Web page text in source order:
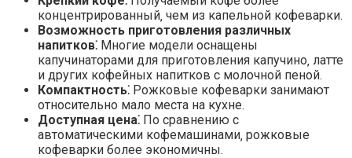
концентрированный‚ чем из капельной кофеварки.
Возможность приготовления различных
напитков⁚ Многие модели оснащены
капучинаторами для приготовления капучино‚ латте
и других кофейных напитков с молочной пеной.
Компактность⁚ Рожковые кофеварки занимают
относительно мало места на кухне.
Доступная цена⁚ По сравнению с
автоматическими кофемашинами‚ рожковые
кофеварки более экономичны.